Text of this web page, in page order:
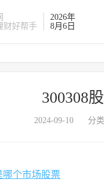
财好帮手
2026年
8月6日
300308
2024-09-10 分
哪个市场股票